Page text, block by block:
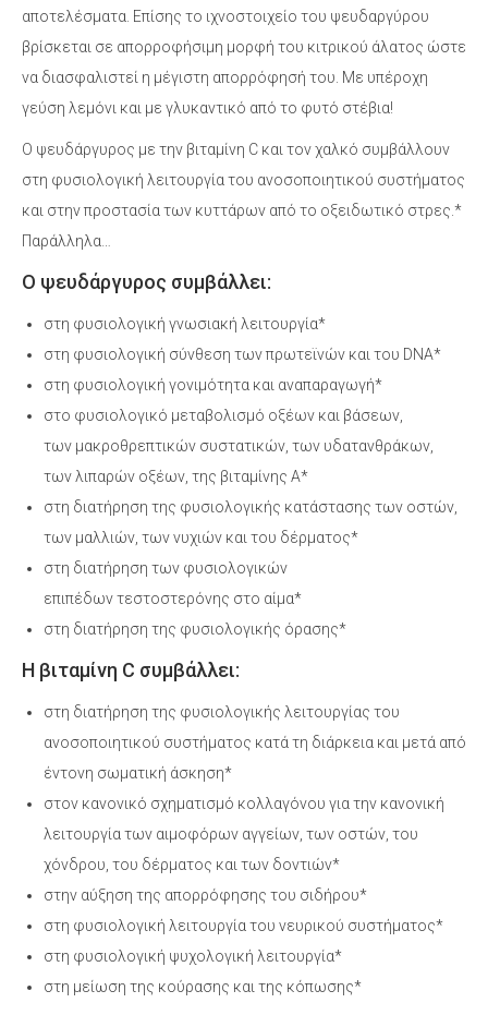
αποτελέσματα. Επίσης το ιχνοστοιχείο του ψευδαργύρου
βρίσκεται σε απορροφήσιμη μορφή του κιτρικού άλατος ώστε
να διασφαλιστεί η μέγιστη απορρόφησή του. Με υπέροχη
γεύση λεμόνι και με γλυκαντικό από το φυτό στέβια!
Ο ψευδάργυρος με την βιταμίνη C και τον χαλκό συμβάλλουν
στη φυσιολογική λειτουργία του ανοσοποιητικού συστήματος
και στην προστασία των κυττάρων από το οξειδωτικό στρες.*
Παράλληλα…
Ο ψευδάργυρος συμβάλλει:
στη φυσιολογική γνωσιακή λειτουργία*
στη φυσιολογική σύνθεση των πρωτεϊνών και του DNA*
στη φυσιολογική γονιμότητα και αναπαραγωγή*
στο φυσιολογικό μεταβολισμό οξέων και βάσεων,
των μακροθρεπτικών συστατικών, των υδατανθράκων,
των λιπαρών οξέων, της βιταμίνης Α*
στη διατήρηση της φυσιολογικής κατάστασης των οστών,
των μαλλιών, των νυχιών και του δέρματος*
στη διατήρηση των φυσιολογικών
επιπέδων τεστοστερόνης στο αίμα*
στη διατήρηση της φυσιολογικής όρασης*
Η βιταμίνη C συμβάλλει:
στη διατήρηση της φυσιολογικής λειτουργίας του
ανοσοποιητικού συστήµατος κατά τη διάρκεια και µετά από
έντονη σωµατική άσκηση*
στον κανονικό σχηµατισµό κολλαγόνου για την κανονική
λειτουργία των αιµοφόρων αγγείων, των οστών, του
χόνδρου, του δέρµατος και των δοντιών*
στην αύξηση της απορρόφησης του σιδήρου*
στη φυσιολογική λειτουργία του νευρικού συστήματος*
στη φυσιολογική ψυχολογική λειτουργία*
στη µείωση της κούρασης και της κόπωσης*